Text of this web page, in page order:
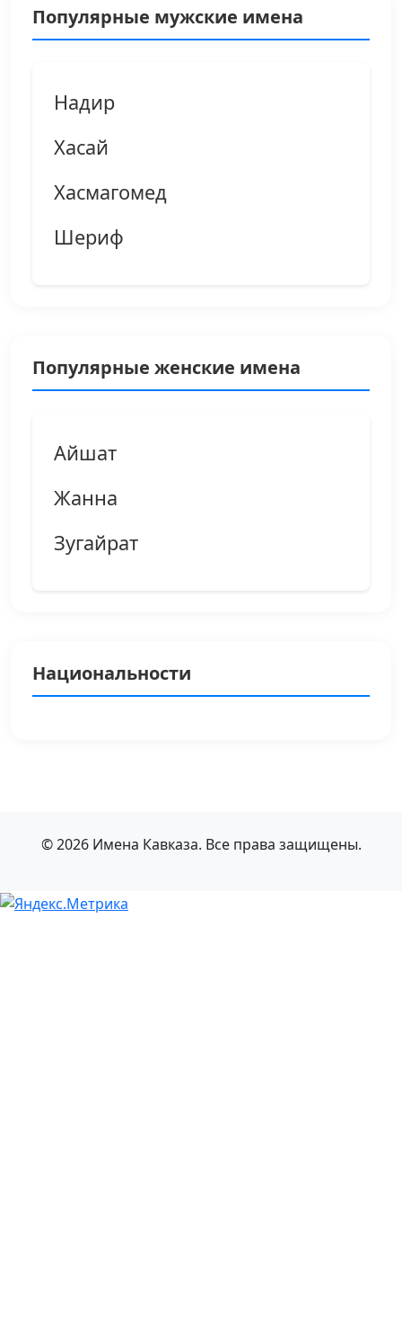
Популярные мужские имена
Надир
Хасай
Хасмагомед
Шериф
Популярные женские имена
Айшат
Жанна
Зугайрат
Национальности
© 2026 Имена Кавказа. Все права защищены.